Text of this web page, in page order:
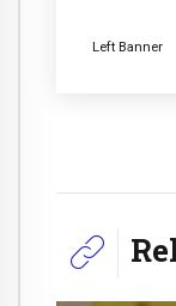
Left Banner